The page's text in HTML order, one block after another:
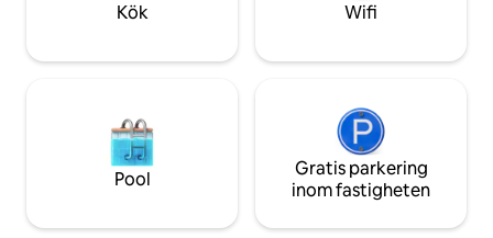
Kök Wifi
Pool
Gratis parkering
inom fastigheten